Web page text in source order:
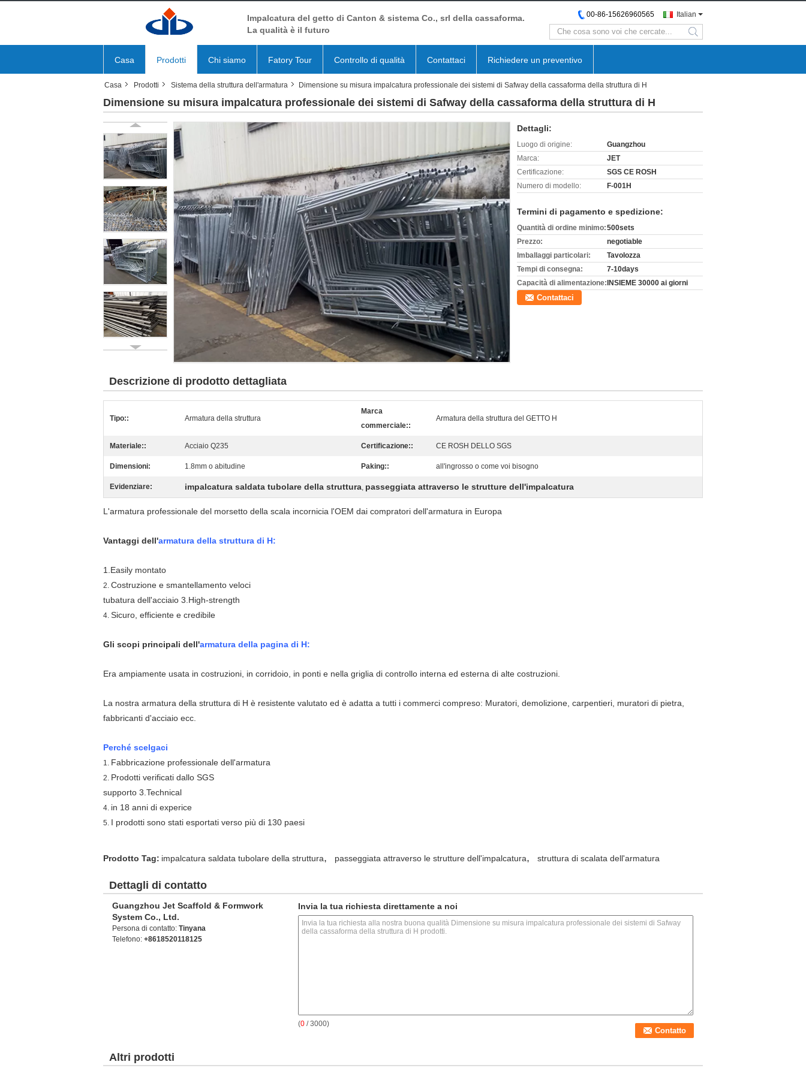
Impalcatura del getto di Canton & sistema Co., srl della cassaforma.
La qualità è il futuro
Italian
00-86-15626960565
search
Casa Prodotti Chi siamo Fatory Tour Controllo di qualità Contattaci Richiedere un preventivo
Casa Prodotti Sistema della struttura dell'armatura Dimensione su misura impalcatura professionale dei sistemi di Safway della cassaforma della struttura di H
Dimensione su misura impalcatura professionale dei sistemi di Safway della cassaforma della struttura di H
Dettagli:
Luogo di origine:
Guangzhou
Marca:
JET
Certificazione:
SGS CE ROSH
Numero di modello:
F-001H
Termini di pagamento e spedizione:
Quantità di ordine minimo:500sets
Prezzo:
negotiable
Imballaggi particolari:
Tavolozza
Tempi di consegna:
7-10days
Capacità di alimentazione: INSIEME 30000 ai giorni
Contattaci
Descrizione di prodotto dettagliata
Tipo:: Armatura della struttura
Marca
commerciale::
Armatura della struttura del GETTO H
Materiale:: Acciaio Q235 Certificazione:: CE ROSH DELLO SGS
Dimensioni: 1.8mm o abitudine Paking:: all'ingrosso o come voi bisogno
Evidenziare: impalcatura saldata tubolare della struttura, passeggiata attraverso le strutture dell'impalcatura
L'armatura professionale del morsetto della scala incornicia l'OEM dai compratori dell'armatura in Europa
Vantaggi dell'armatura della struttura di H:
1.Easily montato
2. Costruzione e smantellamento veloci
tubatura dell'acciaio 3.High-strength
4. Sicuro, efficiente e credibile
Gli scopi principali dell'armatura della pagina di H:
Era ampiamente usata in costruzioni, in corridoio, in ponti e nella griglia di controllo interna ed esterna di alte costruzioni.
La nostra armatura della struttura di H è resistente valutato ed è adatta a tutti i commerci compreso: Muratori, demolizione, carpentieri, muratori di pietra,
fabbricanti d'acciaio ecc.
Perché scelgaci
1. Fabbricazione professionale dell'armatura
2. Prodotti verificati dallo SGS
supporto 3.Technical
4. in 18 anni di experice
5. I prodotti sono stati esportati verso più di 130 paesi
Prodotto Tag: impalcatura saldata tubolare della struttura, passeggiata attraverso le strutture dell'impalcatura, struttura di scalata dell'armatura
Dettagli di contatto
Guangzhou Jet Scaffold & Formwork
System Co., Ltd.
Persona di contatto: Tinyana
Telefono: +8618520118125
Invia la tua richiesta direttamente a noi
(0 / 3000)
Altri prodotti